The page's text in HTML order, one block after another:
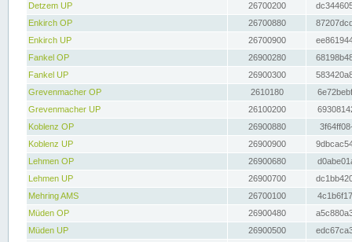
Detzem UP
26700200
Enkirch OP
26700880
Enkirch UP
26700900
Fankel OP
26900280
Fankel UP
26900300
Grevenmacher OP
2610180
Grevenmacher UP
26100200
Koblenz OP
26900880
Koblenz UP
26900900
Lehmen OP
26900680
Lehmen UP
26900700
Mehring AMS
26700100
Müden OP
26900480
Müden UP
26900500